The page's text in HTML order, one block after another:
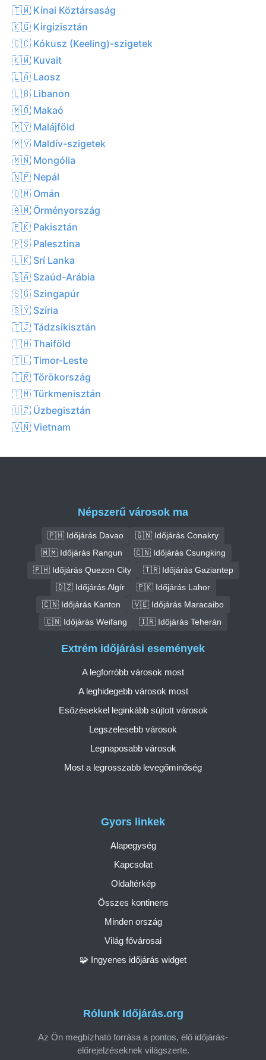
🇹🇼 Kínai Köztársaság
🇰🇬 Kirgizisztán
🇨🇨 Kókusz (Keeling)-szigetek
🇰🇼 Kuvait
🇱🇦 Laosz
🇱🇧 Libanon
🇲🇴 Makaó
🇲🇾 Malájföld
🇲🇻 Maldív-szigetek
🇲🇳 Mongólia
🇳🇵 Nepál
🇴🇲 Omán
🇦🇲 Örményország
🇵🇰 Pakisztán
🇵🇸 Palesztina
🇱🇰 Srí Lanka
🇸🇦 Szaúd-Arábia
🇸🇬 Szingapúr
🇸🇾 Szíria
🇹🇯 Tádzsikisztán
🇹🇭 Thaiföld
🇹🇱 Timor-Leste
🇹🇷 Törökország
🇹🇲 Türkmenisztán
🇺🇿 Üzbegisztán
🇻🇳 Vietnam
Népszerű városok ma
🇵🇭 Időjárás Davao
🇬🇳 Időjárás Conakry
🇲🇲 Időjárás Rangun
🇨🇳 Időjárás Csungking
🇵🇭 Időjárás Quezon City
🇹🇷 Időjárás Gaziantep
🇩🇿 Időjárás Algír
🇵🇰 Időjárás Lahor
🇨🇳 Időjárás Kanton
🇻🇪 Időjárás Maracaibo
🇨🇳 Időjárás Weifang
🇮🇷 Időjárás Teherán
Rólunk Időjárás.org
Az Ön megbízható forrása a pontos, élő időjárás-
előrejelzéseknek világszerte.
Gyors linkek
Alapegység
Kapcsolat
Oldaltérkép
Összes kontinens
Minden ország
Világ fővárosai
🧩 Ingyenes időjárás widget
Extrém időjárási események
A legforróbb városok most
A leghidegebb városok most
Esőzésekkel leginkább sújtott városok
Legszelesebb városok
Legnaposabb városok
Most a legrosszabb levegőminőség